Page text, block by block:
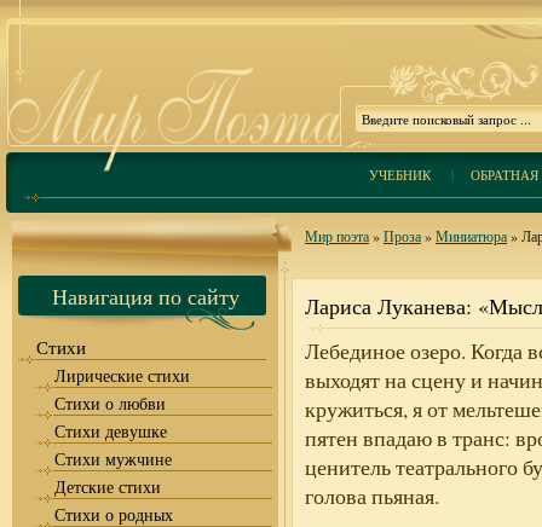
УЧЕБНИК| ОБРАТНАЯ
Навигация по сайту
Стихи
Лирические стихи
Стихи о любви
Стихи девушке
Стихи мужчине
Детские стихи
Стихи о родных
Мир поэта»Проза»Миниатюра»
Лариса Луканева:
Лебединое озеро. Когда
выходят на сцену и
кружиться, я от
пятен впадаю в транс:
ценитель театрального
голова пьяная.